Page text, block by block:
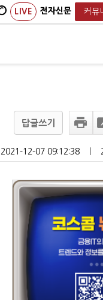
LIVE 전자신문 커뮤
답글쓰기
2021-12-07 09:12:38